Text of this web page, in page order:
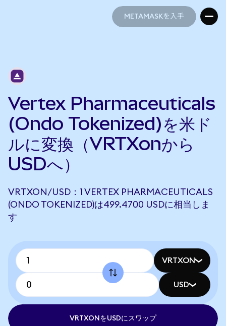
METAMASKを入手
Vertex Pharmaceuticals
(Ondo Tokenized)を米ド
ルに変換（VRTXonから
USDへ）
VRTXON/USD：1 VERTEX PHARMACEUTICALS
(ONDO TOKENIZED)は499.4700 USDに相当しま
す
VRTXON
USD
VRTXONをUSDにスワップ